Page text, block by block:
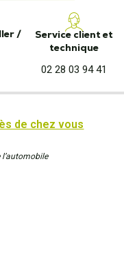
/
Service client et
technique
02 28 03 94 41
de chez vous